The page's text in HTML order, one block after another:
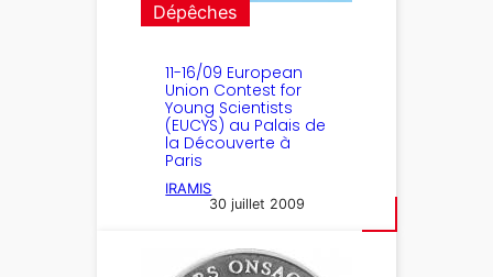
Dépêches
11-16/09 European
Union Contest for
Young Scientists
(EUCYS) au Palais de
la Découverte à
Paris
IRAMIS
30 juillet 2009